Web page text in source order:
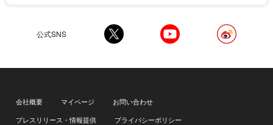
公式SNS
会社概要 マイページ
お問い合わせ
プレスリリース・情報提供
プライバシーポリシー